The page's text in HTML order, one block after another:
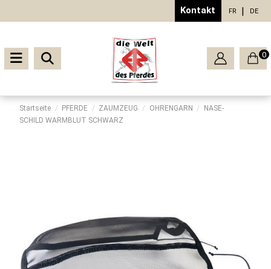
Kontakt FR DE
0
Startseite PFERDE ZAUMZEUG OHRENGARN
NASE-
SCHILD WARMBLUT SCHWARZ